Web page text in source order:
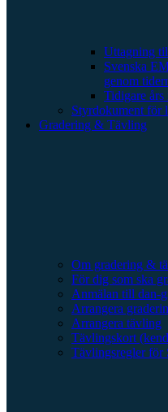
Uttagning
Svenska
genom
Tidigare års
Styrdokument för
Gradering & Tävling
Om gradering &
För dig som ska
Anmälan till dan-
Arrangera
Arrangera tävling
Tävlingskort
Tävlingsregler för